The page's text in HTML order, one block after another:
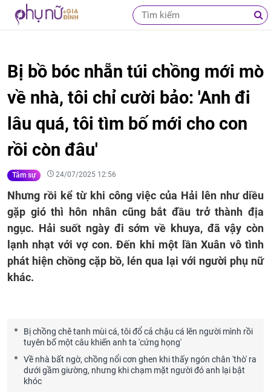
Bị bồ bóc nhẵn túi chồng mới mò
về nhà, tôi chỉ cười bảo: 'Anh đi
lâu quá, tôi tìm bố mới cho con
rồi còn đâu'
Tâm sự 24/07/2025 12:56
Nhưng rồi kể từ khi công việc của Hải lên như diều
gặp gió thì hôn nhân cũng bắt đầu trở thành địa
ngục. Hải suốt ngày đi sớm về khuya, đã vậy còn
lạnh nhạt với vợ con. Đến khi một lần Xuân vô tình
phát hiện chồng cặp bồ, lén qua lại với người phụ nữ
khác.
Bị chồng chê tanh mùi cá, tôi đổ cả chậu cá lên người mình rồi
tuyên bố một câu khiến anh ta 'cứng họng'
Về nhà bất ngờ, chồng nổi cơn ghen khi thấy ngón chân 'thò' ra
dưới gầm giường, nhưng khi chạm mặt người đó anh lại bật
khóc